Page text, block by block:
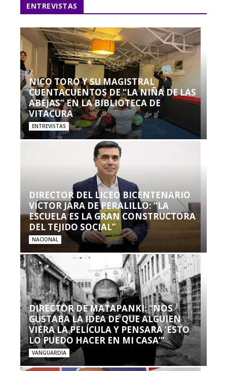
ENTREVISTAS
NICO TORO Y SU MAGISTRAL
CUENTACUENTOS DE “LA NIÑA DE LAS
ABEJAS” EN LA BIBLIOTECA DE
VITACURA
ENTREVISTAS
DIRECTOR DEL LICEO BICENTENARIO
VÍCTOR JARA DE PERALILLO: “LA
ESCUELA ES LA GRAN CONSTRUCTORA
DEL TEJIDO SOCIAL”
NACIONAL
DIRECTOR DE MATAPANKI: “NOS
GUSTABA LA IDEA DE QUE ALGUIEN
VIERA LA PELÍCULA Y PENSARA ‘ESTO
LO PUEDO HACER EN MI CASA’”
VANGUARDIA